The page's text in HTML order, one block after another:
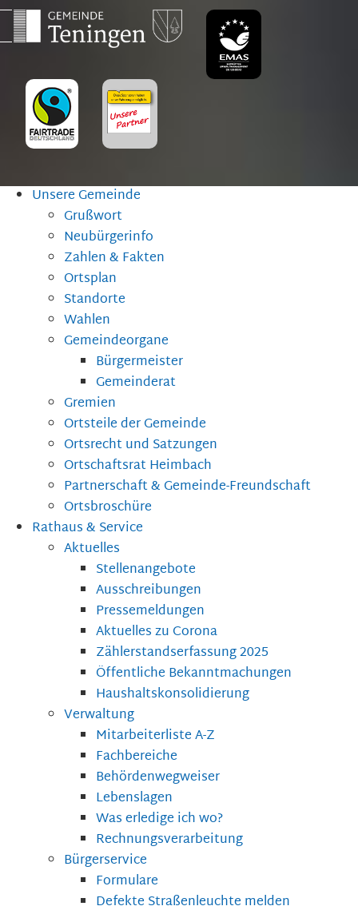
Unsere Gemeinde
Grußwort
Neubürgerinfo
Zahlen & Fakten
Ortsplan
Standorte
Wahlen
Gemeindeorgane
Bürgermeister
Gemeinderat
Gremien
Ortsteile der Gemeinde
Ortsrecht und Satzungen
Ortschaftsrat Heimbach
Partnerschaft & Gemeinde-Freundschaft
Ortsbroschüre
Rathaus & Service
Aktuelles
Stellenangebote
Ausschreibungen
Pressemeldungen
Aktuelles zu Corona
Zählerstandserfassung 2025
Öffentliche Bekanntmachungen
Haushaltskonsolidierung
Verwaltung
Mitarbeiterliste A-Z
Fachbereiche
Behördenwegweiser
Lebenslagen
Was erledige ich wo?
Rechnungsverarbeitung
Bürgerservice
Formulare
Defekte Straßenleuchte melden